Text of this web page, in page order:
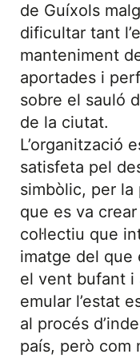
de Guíxols
dificultar tant
manteniment
aportades i
sobre el sauló
de la ciutat.
L’organització
satisfeta pel
simbòlic, per
que es va
col·lectiu que
imatge del que
el vent bufant i
emular l’estat
al procés
país, però com